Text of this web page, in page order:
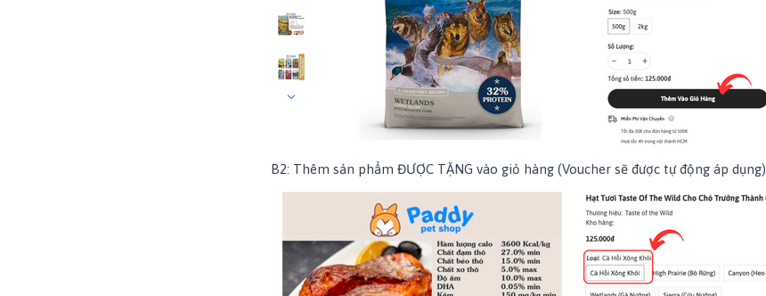
B2: Thêm sản phẩm ĐƯỢC TẶNG vào giỏ hàng (Voucher sẽ được tự động áp dụng)